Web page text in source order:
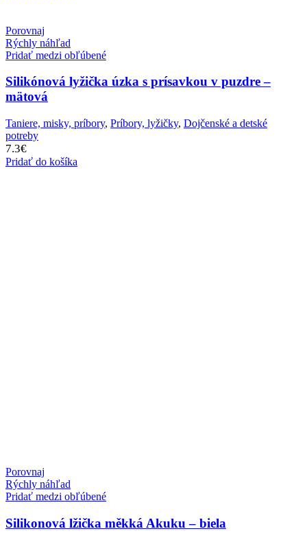
Porovnaj
Rýchly náhľad
Pridať medzi obľúbené
Silikónová lyžička úzka s prísavkou v puzdre –
mätová
Taniere, misky, príbory, Príbory, lyžičky, Dojčenské a detské
potreby
7.3€
Pridať do košíka
Porovnaj
Rýchly náhľad
Pridať medzi obľúbené
Silikonová lžička měkká Akuku – biela